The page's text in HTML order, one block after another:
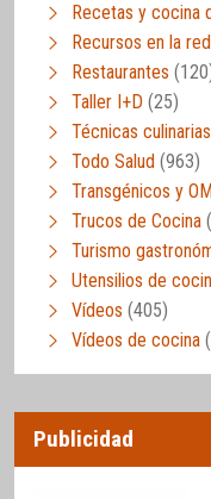
Recetas y cocina
Recursos en la red
Restaurantes
Taller I+D (25)
Técnicas culinarias
Todo Salud (963)
Transgénicos y
Trucos de Cocina
Turismo
Utensilios de
Vídeos (405)
Vídeos de cocina
Publicidad